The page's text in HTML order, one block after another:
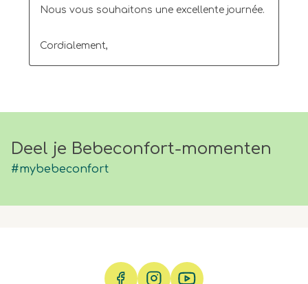
Deel je Bebeconfort-momenten
#mybebeconfort
Nous vous souhaitons une excellente journée.
Cordialement,